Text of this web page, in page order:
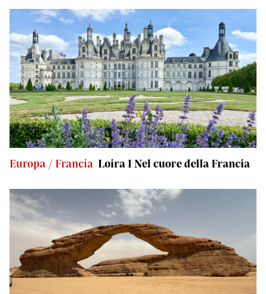
Europa / Francia Loira I Nel cuore della Francia